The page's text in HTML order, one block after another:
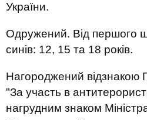
України.
Одружений. Від першого
синів: 12, 15 та 18 років.
Нагороджений відзнакою
"За участь в
нагрудним знаком